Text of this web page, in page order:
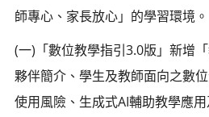
師專心、家長放心」的學習環境。
(一)「數位教學指引3.0版」新增
夥伴簡介、學生及教師面向之數
使用風險、生成式AI輔助教學應